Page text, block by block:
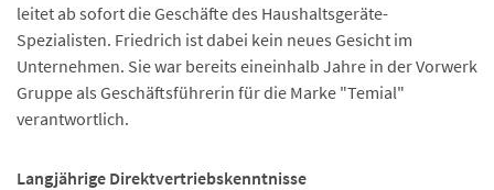
leitet ab sofort die Geschäfte des Haushaltsgeräte-
Spezialisten. Friedrich ist dabei kein neues Gesicht im
Unternehmen. Sie war bereits eineinhalb Jahre in der Vorwerk
Gruppe als Geschäftsführerin für die Marke "Temial"
verantwortlich.
Langjährige Direktvertriebskenntnisse